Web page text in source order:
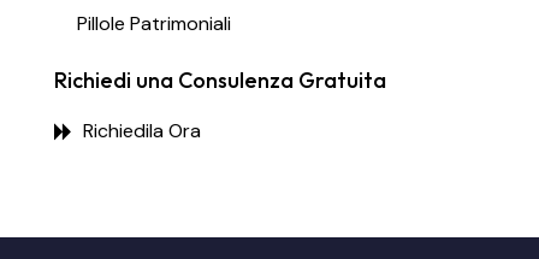
Pillole Patrimoniali
Richiedi una Consulenza Gratuita
Richiedila Ora